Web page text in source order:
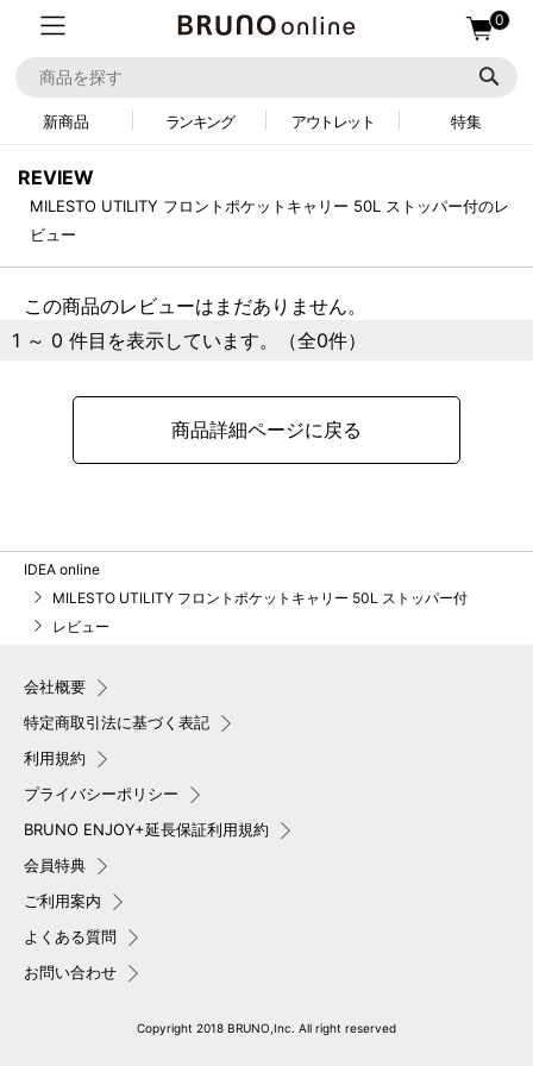
0
新商品 ランキング アウトレット 特集
REVIEW
MILESTO UTILITY フロントポケットキャリー 50L ストッパー付のレ
ビュー
この商品のレビューはまだありません。
1 ～ 0 件目を表示しています。（全0件）
商品詳細ページに戻る
IDEA online
MILESTO UTILITY フロントポケットキャリー 50L ストッパー付
レビュー
会社概要
特定商取引法に基づく表記
利用規約
プライバシーポリシー
BRUNO ENJOY+延長保証利用規約
会員特典
ご利用案内
よくある質問
お問い合わせ
Copyright 2018 BRUNO,Inc. All right reserved